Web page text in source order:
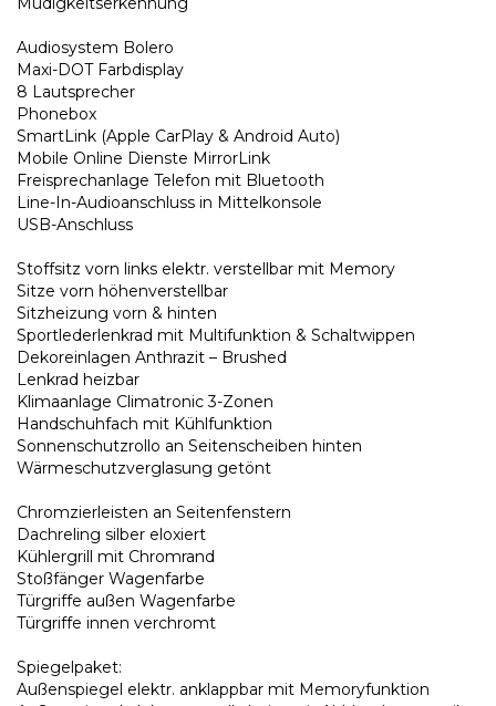
Audiosystem Bolero
Maxi-DOT Farbdisplay
8 Lautsprecher
Phonebox
SmartLink (Apple CarPlay & Android Auto)
Mobile Online Dienste MirrorLink
Freisprechanlage Telefon mit Bluetooth
Line-In-Audioanschluss in Mittelkonsole
USB-Anschluss
Stoffsitz vorn links elektr. verstellbar mit Memory
Sitze vorn höhenverstellbar
Sitzheizung vorn & hinten
Sportlederlenkrad mit Multifunktion & Schaltwippen
Dekoreinlagen Anthrazit – Brushed
Lenkrad heizbar
Klimaanlage Climatronic 3-Zonen
Handschuhfach mit Kühlfunktion
Sonnenschutzrollo an Seitenscheiben hinten
Wärmeschutzverglasung getönt
Chromzierleisten an Seitenfenstern
Dachreling silber eloxiert
Kühlergrill mit Chromrand
Stoßfänger Wagenfarbe
Türgriffe außen Wagenfarbe
Türgriffe innen verchromt
Spiegelpaket:
Außenspiegel elektr. anklappbar mit Memoryfunktion